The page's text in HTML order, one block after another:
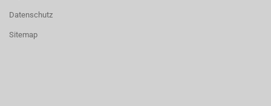
Datenschutz
Sitemap